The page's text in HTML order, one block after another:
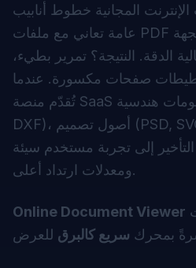
المجانية خطوط أنابيب
عامة تعاني مع ملفات PDF الكبيرة، الرسومات المتجهة
الدقة. النتيجة؟ تمرير بطيء،
صفحات مكسورة. عندما
تُقدّم منصة SaaS الخاصة بك رسومات هندسية (DWG,
DXF)، أصول تصميم (PSD, SVG)، أو تقارير متعددة
التأخير إلى تجربة مستخدم سيئة
ومعدلات ارتداد أعلى.
Online Document Viewer
بمحرك سريع كالبرق